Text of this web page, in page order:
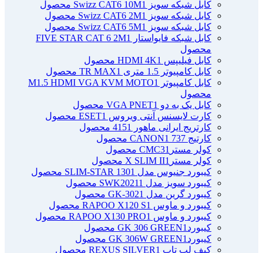
کابل شبکه سویز Swizz CAT6 10M
1 محصول
کابل شبکه سویز Swizz CAT6 2M
1 محصول
کابل شبکه سویز Swizz CAT6 5M
1 محصول
کابل شبکه فایواستار FIVE STAR CAT 6 2M
1
محصول
کابل فیلیپس HDMI 4K 1 محصول
کابل کامپیوتر 1.5 متری TR MAX
1 محصول
کابل کامپیوتر M1.5 HDMI VGA KVM MOTO
1
محصول
کابل یک به دو VGA PNET 1 محصول
کارت لایسنس آنتی ویروس ESET 1 محصول
کارتریج ایرانی ماهور 415
1 محصول
کارتیج 737 CANON
1 محصول
کولر مسترCMC3 1 محصول
کولر مسترX SLIM II 1 محصول
کیبورد جنیوس مدل SLIM-STAR 130 1 محصول
کیبورد سویز مدل SWK2021 1 محصول
کیبورد گرین مدل GK-302 1 محصول
کیبورد و ماوس RAPOO X120 S 1 محصول
کیبورد و ماوس RAPOO X130 PRO 1 محصول
کیبوردGK 306 GREEN 1 محصول
کیبوردGK 306W GREEN 1 محصول
کیف لپ تاپ REXUS SILVER 1 محصول